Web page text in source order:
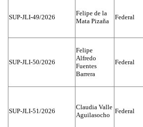
SUP-JLI-49/2026
Felipe de la
Mata Pizaña
Federal
SUP-JLI-50/2026
Felipe
Alfredo
Fuentes
Barrera
Federal
SUP-JLI-51/2026
Claudia Valle
Aguilasocho
Federal